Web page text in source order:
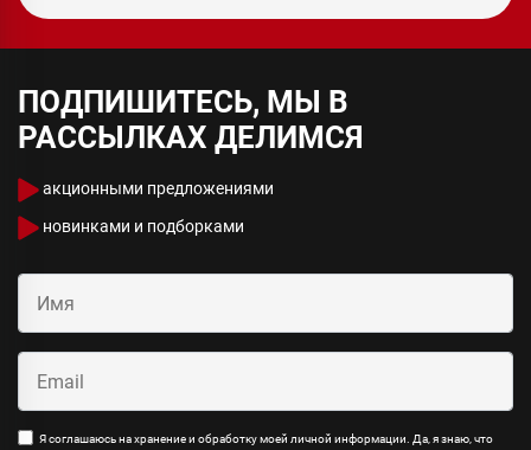
ПОДПИШИТЕСЬ, МЫ В
РАССЫЛКАХ ДЕЛИМСЯ
акционными предложениями
новинками и подборками
Я соглашаюсь на хранение и обработку моей личной информации. Да, я знаю, что